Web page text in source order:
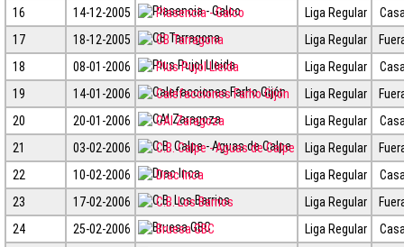
16
14-12-2005 Plasencia - Galco Liga Regular
17
18-12-2005 CB Tarragona Liga Regular
18
08-01-2006 Plus Pujol Lleida Liga Regular
19
14-01-2006 Calefacciones Farho Gijón Liga Regular
20
20-01-2006 CAI Zaragoza Liga Regular
21
03-02-2006 C.B. Calpe - Aguas de Calpe Liga Regular
22
10-02-2006 Drac Inca Liga Regular
23
17-02-2006 C.B. Los Barrios Liga Regular
24
25-02-2006 Bruesa GBC Liga Regular